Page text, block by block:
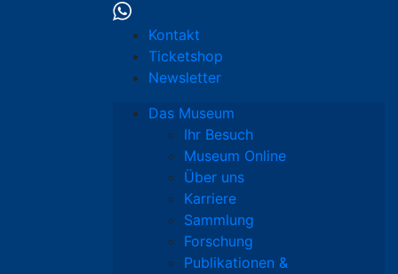
Kontakt
Ticketshop
Newsletter
Das Museum
Ihr Besuch
Museum Online
Über uns
Karriere
Sammlung
Forschung
Publikationen &